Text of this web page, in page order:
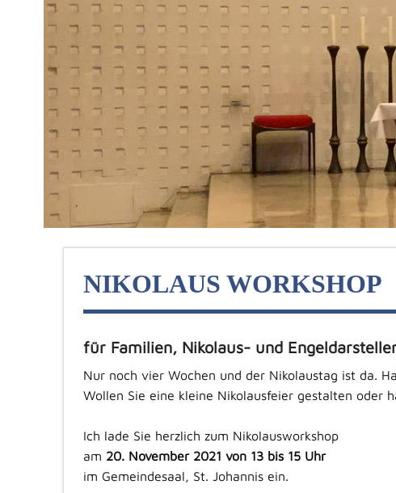
NIKOLAUS WORKSHOP
für Familien, Nikolaus- und
Nur noch vier Wochen und der Nikolaustag ist da.
Wollen Sie eine kleine Nikolausfeier gestalten oder
Ich lade Sie herzlich zum Nikolausworkshop
am 20. November 2021 von 13 bis 15 Uhr
im Gemeindesaal, St. Johannis ein.